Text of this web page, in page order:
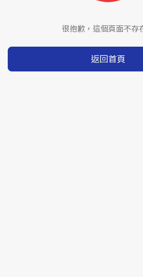
很抱歉，這個頁面不存
返回首頁